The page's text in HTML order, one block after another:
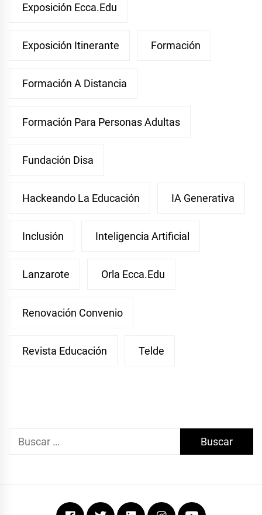
Exposición Ecca.edu
Exposición Itinerante Formación
Formación A Distancia
Formación Para Personas Adultas
Fundación Disa
Hackeando La Educación IA Generativa
Inclusión Inteligencia Artificial
Lanzarote Orla Ecca.edu
Renovación Convenio
Revista Educación Telde
Buscar:
FacebookTwitterLinkedinInstagramYoutube